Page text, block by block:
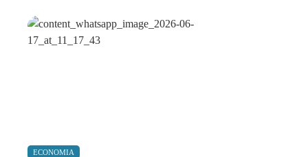
ECONOMIA